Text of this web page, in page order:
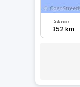
Distance
352 km